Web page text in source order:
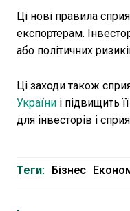
Ці нові правила
експортерам.
або політичних
Ці заходи також
України і підвищить
для інвесторів і
Теги: Бізнес